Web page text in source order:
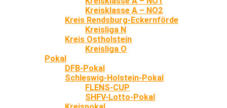
Kreisklasse A – NO2
Kreis Rendsburg-Eckernförde
Kreisliga N
Kreis Ostholstein
Kreisliga O
Pokal
DFB-Pokal
Schleswig-Holstein-Pokal
FLENS-CUP
SHFV-Lotto-Pokal